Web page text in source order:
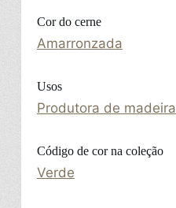
Cor do cerne
Amarronzada
Usos
Produtora de madeira
Código de cor na coleção
Verde